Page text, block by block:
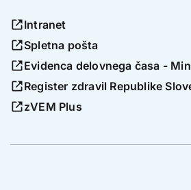
Intranet
Spletna pošta
Evidenca delovnega časa -
Register zdravil Republike
zVEM Plus